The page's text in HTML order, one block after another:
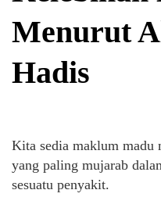
Menurut
Hadis
Kita sedia maklum madu
yang paling mujarab
sesuatu penyakit.